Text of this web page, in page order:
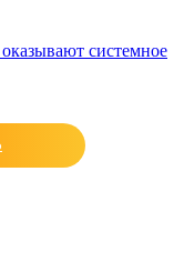
системное